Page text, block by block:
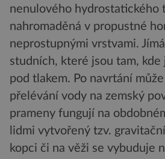
nenulového hydrostatického
nahromaděná v propustné
neprostupnými vrstvami.
studních, které jsou tam, kde
pod tlakem. Po navrtání
přelévání vody na zemský
prameny fungují na
lidmi vytvořený tzv.
kopci či na věži se vybuduje